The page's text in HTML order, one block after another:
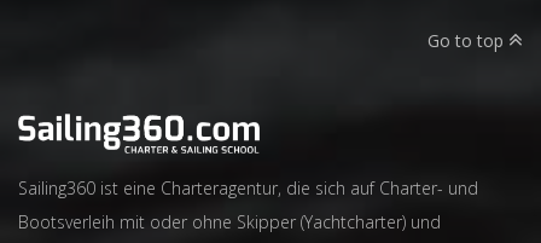
Go to top
Sailing360 ist eine Charteragentur, die sich auf Charter- und
Bootsverleih mit oder ohne Skipper (Yachtcharter) und